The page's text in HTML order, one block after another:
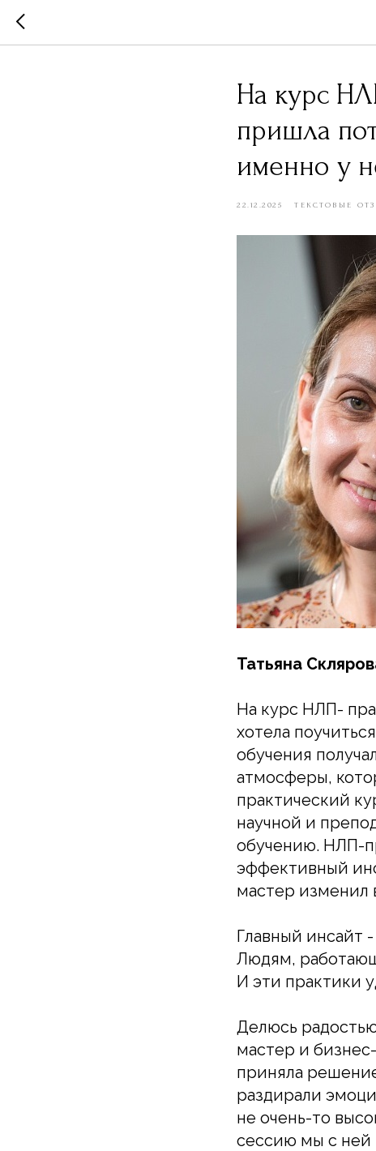
На курс
пришла
именно у
22.12.2025 ТЕКСТОВЫЕ
Татьяна
На курс НЛП-
хотела
обучения
атмосферы,
практический
научной и
обучению. НЛП-
эффективный
мастер изменил
Главный инсайт
Людям,
И эти практики
Делюсь
мастер и
приняла
раздирали
не очень-то
сессию мы с ней